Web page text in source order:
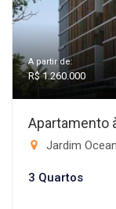
A partir de:
R$ 1.260.000
Apartamento
Jardim
3 Quartos